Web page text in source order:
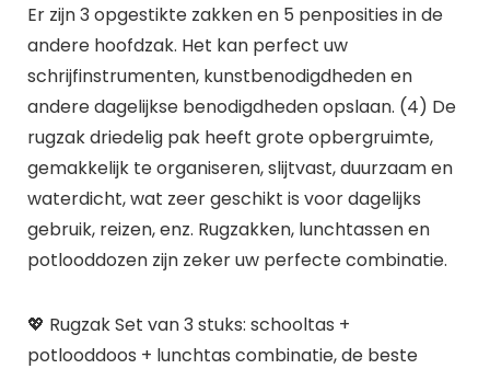
Er zijn 3 opgestikte zakken en 5 penposities in de
andere hoofdzak. Het kan perfect uw
schrijfinstrumenten, kunstbenodigdheden en
andere dagelijkse benodigdheden opslaan. (4) De
rugzak driedelig pak heeft grote opbergruimte,
gemakkelijk te organiseren, slijtvast, duurzaam en
waterdicht, wat zeer geschikt is voor dagelijks
gebruik, reizen, enz. Rugzakken, lunchtassen en
potlooddozen zijn zeker uw perfecte combinatie.
💖 Rugzak Set van 3 stuks: schooltas +
potlooddoos + lunchtas combinatie, de beste